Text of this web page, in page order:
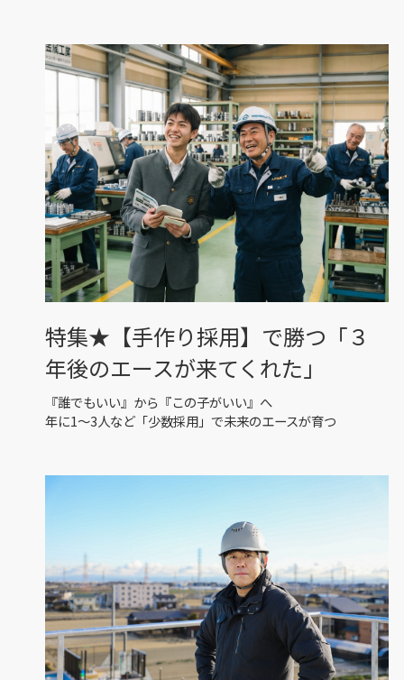
特集★【手作り採用】で勝つ「３
年後のエースが来てくれた」
『誰でもいい』から『この子がいい』へ
年に1〜3人など「少数採用」で未来のエースが育つ